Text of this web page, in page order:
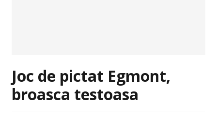
Joc de pictat Egmont,
broasca testoasa